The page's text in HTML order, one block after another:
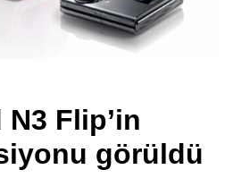
Flip’in
görüldü